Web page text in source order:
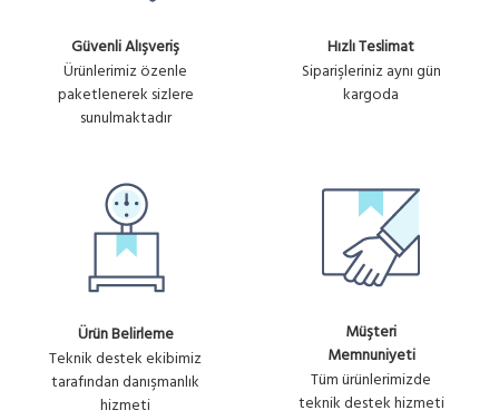
Güvenli Alışveriş
Ürünlerimiz özenle
paketlenerek sizlere
sunulmaktadır
Hızlı Teslimat
Siparişleriniz aynı gün
kargoda
Ürün Belirleme
Teknik destek ekibimiz
tarafından danışmanlık
hizmeti
Müşteri
Memnuniyeti
Tüm ürünlerimizde
teknik destek hizmeti